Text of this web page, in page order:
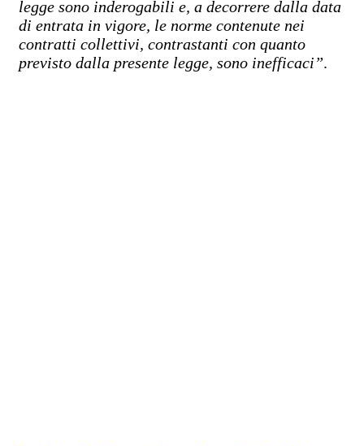
legge sono inderogabili e, a decorrere dalla data
di entrata in vigore, le norme contenute nei
contratti collettivi, contrastanti con quanto
previsto dalla presente legge, sono inefficaci”.